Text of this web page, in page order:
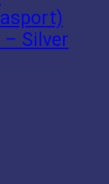
Silver